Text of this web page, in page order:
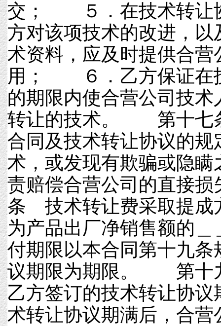
交； ５．在技术转让
方对该项技术的改进，
术资料，应及时提供合营
用； ６．乙方保证在
的期限内使合营公司技
转让的技术。 第十七
合同及技术转让协议的规
术，或发现有欺骗或隐瞒
责赔偿合营公司的直
条 技术转让费采取提成
为产品出厂净销售额
付期限以本合同第十九条
议期限为期限。 第十
乙方签订的技术转让协
术转让协议期满后，合营